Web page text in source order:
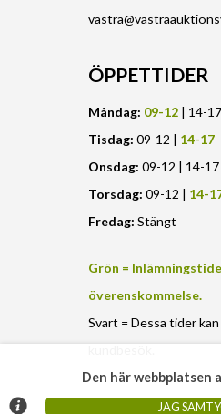
ÖPPETTIDER
Måndag: 09-12 | 14-17
Tisdag: 09-12 | 14-17
Onsdag: 09-12 | 14-17
Torsdag: 09-12 | 14-
Fredag: Stängt
Grön =
överenskommelse.
Svart = Dessa tider
© Argonova
Den här webbplatsen
JAG